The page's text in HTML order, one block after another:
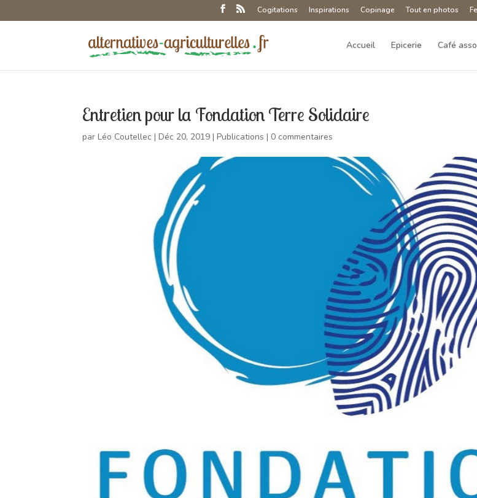
Cogitations Inspirations Copinage Tout en photos
Accueil Epicerie Café asso
Entretien pour la Fondation Terre Solidaire
parLéo Coutellec |Déc 20, 2019 |Publications | 0 commentaires